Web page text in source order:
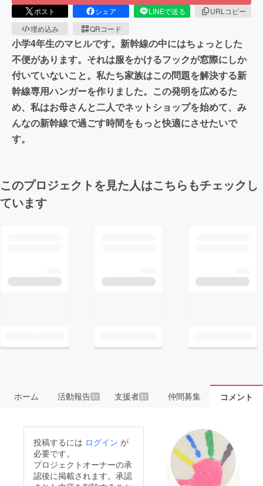
ポスト シェア LINEで送る
URLコピー
埋め込み
QRコード
小学4年生のマヒルです。新幹線の中にはちょっとした
不便があります。それは服をかけるフックが窓際にしか
付いていないこと。私たち家族はこの問題を解決する新
幹線専用ハンガーを作りました。この発明を広めるた
め、私はお母さんと二人でネットショップを始めて、み
んなの新幹線で過ごす時間をもっと快適にさせたいで
す。
このプロジェクトを見た人はこちらもチェックし
ています
ホーム 活動報告31 支援者31 仲間募集 コメント
投稿するには ログイン が
必要です。
プロジェクトオーナーの承
認後に掲載されます。承認